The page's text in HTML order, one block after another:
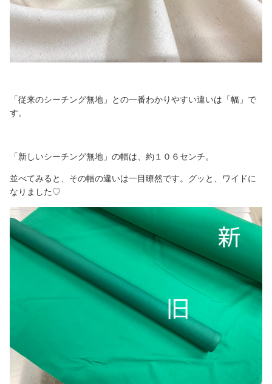
「従来のシーチング無地」との一番わかりやすい違いは「幅」で
す。
「新しいシーチング無地」の幅は、約１０６センチ。
並べてみると、その幅の違いは一目瞭然です。グッと、ワイドに
なりました♡